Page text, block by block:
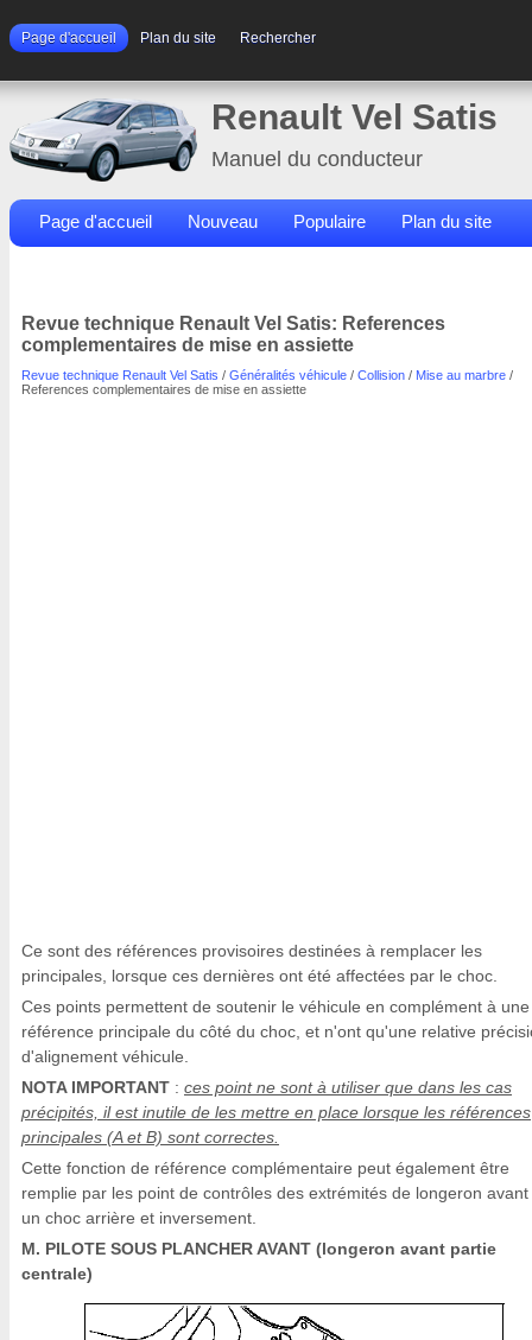
Page d'accueil Plan du site Rechercher
Renault Vel Satis
Manuel du conducteur
Page d'accueil Nouveau Populaire Plan du site
Revue technique Renault Vel Satis: References
complementaires de mise en assiette
Revue technique Renault Vel Satis / Généralités véhicule / Collision / Mise au marbre /
References complementaires de mise en assiette
Ce sont des références provisoires destinées à remplacer les
principales, lorsque ces dernières ont été affectées par le choc.
Ces points permettent de soutenir le véhicule en complément à une
référence principale du côté du choc, et n'ont qu'une relative
d'alignement véhicule.
NOTA IMPORTANT : ces point ne sont à utiliser que dans les cas
précipités, il est inutile de les mettre en place lorsque les références
principales (A et B) sont correctes.
Cette fonction de référence complémentaire peut également être
remplie par les point de contrôles des extrémités de longeron
un choc arrière et inversement.
M. PILOTE SOUS PLANCHER AVANT (longeron avant partie
centrale)